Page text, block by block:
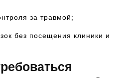
за травмой;
без посещения клиники и